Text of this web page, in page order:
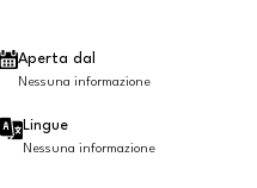
Aperta dal
Nessuna informazione
Lingue
Nessuna informazione